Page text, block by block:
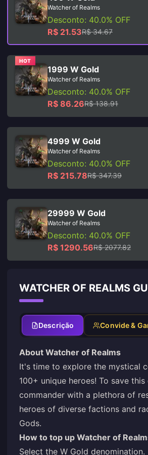
Watcher of Realms
Desconto: 40.0% OFF
R$ 21.53R$ 34.67
HOT
1999 W Gold
Watcher of Realms
Desconto: 40.0% OFF
R$ 86.26R$ 138.91
4999 W Gold
Watcher of Realms
Desconto: 40.0% OFF
R$ 215.78R$ 347.39
29999 W Gold
Watcher of Realms
Desconto: 40.0% OFF
R$ 1290.56R$ 2077.82
WATCHER OF REALMS
Descrição Convide &
About Watcher of Realms
It's time to explore the mystical
100+ unique heroes! To save
commander with a plethora of
heroes of diverse factions and
Gods.
How to top up Watcher of
Select the W Gold denomination.